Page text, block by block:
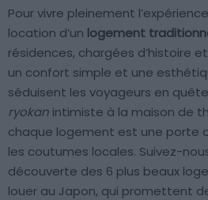
Pour vivre pleinement
location d’un logement
résidences, chargées d’histoire
un confort simple et une
séduisent les voyageurs en
ryokan intimiste à la maison de
chaque logement est une porte
les coutumes locales. Suivez-
découverte des 6 plus beaux
louer au Japon, qui promettent